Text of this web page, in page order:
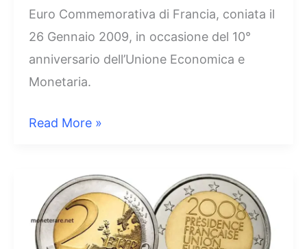
Euro Commemorativa di Francia, coniata il
26 Gennaio 2009, in occasione del 10°
anniversario dell’Unione Economica e
Monetaria.
2
2009
10°
Read More »